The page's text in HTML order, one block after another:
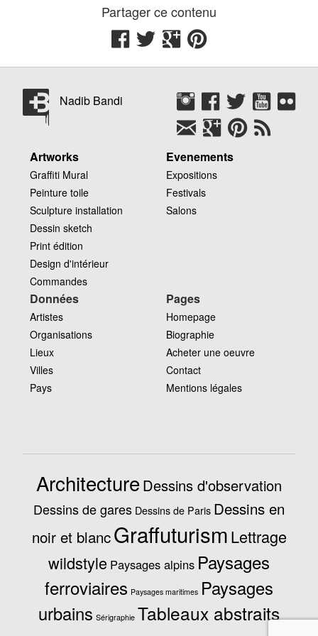
Waf
Meeting Of Styles
Partager ce contenu
Nadib Bandi
Artworks
Graffiti Mural
Peinture toile
Sculpture installation
Dessin sketch
Print édition
Design d'intérieur
Commandes
Evenements
Expositions
Festivals
Salons
Données
Artistes
Organisations
Lieux
Villes
Pays
Pages
Homepage
Biographie
Acheter une oeuvre
Contact
Mentions légales
ArchitectureDessins d'observation
Dessins de gares Dessins de Paris Dessins en
noir et blancGraffuturismLettrage
wildstyle Paysages alpins Paysages
ferroviaires Paysages maritimes Paysages
urbains Sérigraphie Tableaux abstraits